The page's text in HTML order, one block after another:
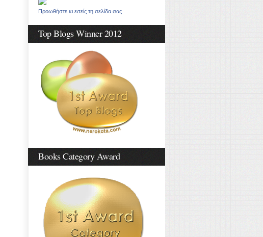
Προωθήστε κι εσείς τη σελίδα σας
Top Blogs Winner 2012
Books Category Award